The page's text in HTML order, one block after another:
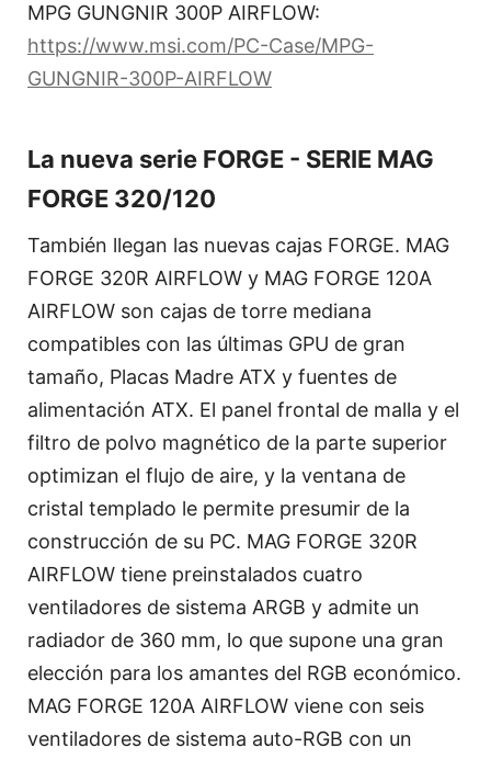
MPG GUNGNIR 300P AIRFLOW:
https://www.msi.com/PC-Case/MPG-
GUNGNIR-300P-AIRFLOW
La nueva serie FORGE - SERIE MAG
FORGE 320/120
También llegan las nuevas cajas FORGE. MAG
FORGE 320R AIRFLOW y MAG FORGE 120A
AIRFLOW son cajas de torre mediana
compatibles con las últimas GPU de gran
tamaño, Placas Madre ATX y fuentes de
alimentación ATX. El panel frontal de malla y el
filtro de polvo magnético de la parte superior
optimizan el flujo de aire, y la ventana de
cristal templado le permite presumir de la
construcción de su PC. MAG FORGE 320R
AIRFLOW tiene preinstalados cuatro
ventiladores de sistema ARGB y admite un
radiador de 360 mm, lo que supone una gran
elección para los amantes del RGB económico.
MAG FORGE 120A AIRFLOW viene con seis
ventiladores de sistema auto-RGB con un